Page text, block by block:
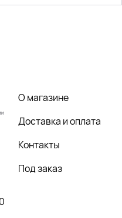
О магазине
Доставка и оплата
Контакты
Под заказ